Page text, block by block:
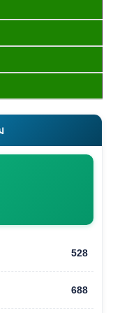
528
688